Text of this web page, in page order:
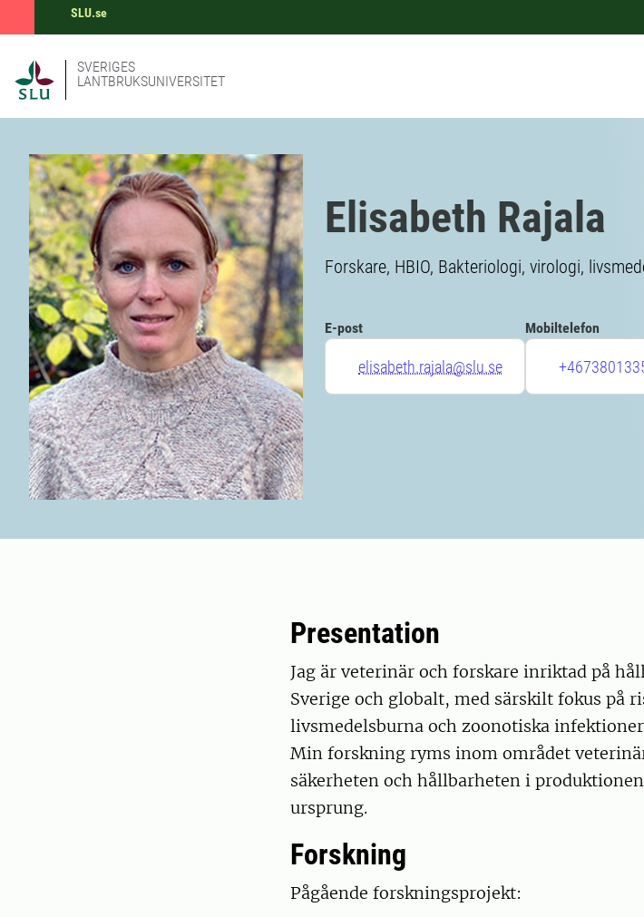
SLU.se
SVERIGES
LANTBRUKSUNIVERSITET
Elisabeth Rajala
Forskare, HBIO, Bakteriologi, virologi,
E-post
elisabeth.rajala@slu.se
Mobiltelefon
Presentation
Jag är veterinär och forskare inriktad på
Sverige och globalt, med särskilt fokus på
livsmedelsburna och zoonotiska
Min forskning ryms inom området
säkerheten och hållbarheten i
ursprung.
Forskning
Pågående forskningsprojekt: